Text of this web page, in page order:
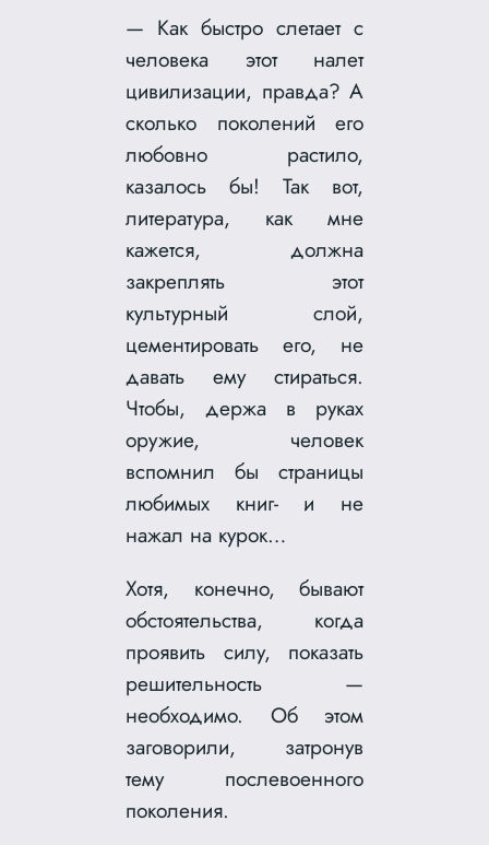
— Как быстро слетает с
человека этот налет
цивилизации, правда? А
сколько поколений его
любовно растило,
казалось бы! Так вот,
литература, как мне
кажется, должна
закреплять этот
культурный слой,
цементировать его, не
давать ему стираться.
Чтобы, держа в руках
оружие, человек
вспомнил бы страницы
любимых книг- и не
нажал на курок…
Хотя, конечно, бывают
обстоятельства, когда
проявить силу, показать
решительность —
необходимо. Об этом
заговорили, затронув
тему послевоенного
поколения.